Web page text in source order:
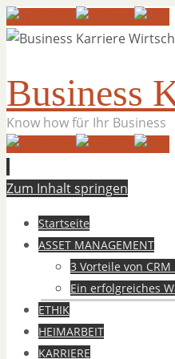
Business
Know how für Ihr Business
Zum Inhalt springen
Startseite
ASSET MANAGEMENT
3 Vorteile von
Ein erfolgreiches
ETHIK
HEIMARBEIT
KARRIERE